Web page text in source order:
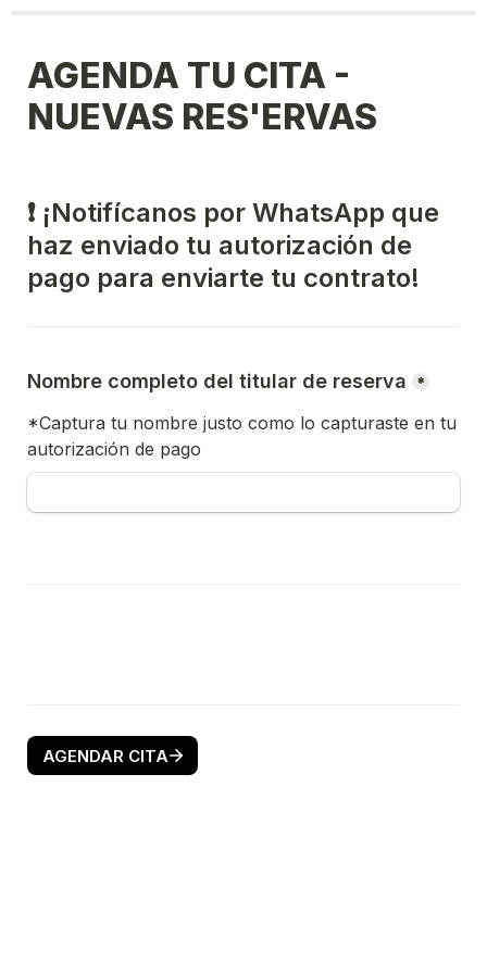
AGENDA TU CITA -
NUEVAS RES'ERVAS
❗ ¡Notifícanos por WhatsApp que
haz enviado tu autorización de
pago para enviarte tu contrato!
Nombre completo del titular de reserva *
*Captura tu nombre justo como lo capturaste en tu
autorización de pago
AGENDAR CITA